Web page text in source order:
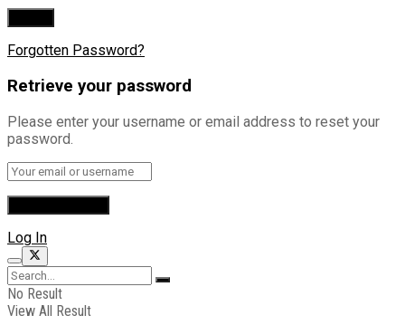
Forgotten Password?
Retrieve your password
Please enter your username or email address to reset your
password.
Log In
No Result
View All Result